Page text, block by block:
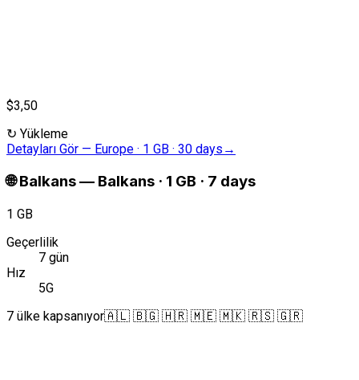
$3,50
↻ Yükleme
Detayları Gör — Europe · 1 GB · 30 days →
🌐 Balkans— Balkans · 1 GB · 7 days
1 GB
Geçerlilik
7 gün
Hız
5G
7 ülke kapsanıyor🇦🇱 🇧🇬 🇭🇷 🇲🇪 🇲🇰 🇷🇸 🇬🇷